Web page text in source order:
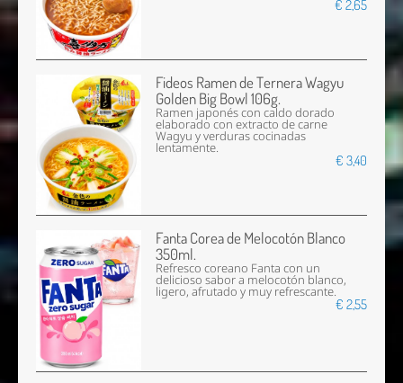
€ 2,65
Fideos Ramen de Ternera Wagyu
Golden Big Bowl 106g.
Ramen japonés con caldo dorado
elaborado con extracto de carne
Wagyu y verduras cocinadas
lentamente.
€ 3,40
Fanta Corea de Melocotón Blanco
350ml.
Refresco coreano Fanta con un
delicioso sabor a melocotón blanco,
ligero, afrutado y muy refrescante.
€ 2,55